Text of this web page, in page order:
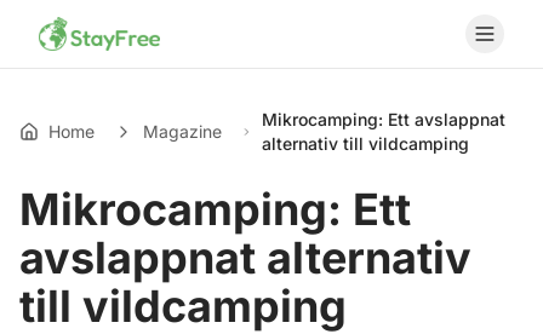
Home Magazine
Mikrocamping: Ett avslappnat
alternativ till vildcamping
Mikrocamping: Ett
avslappnat alternativ
till vildcamping